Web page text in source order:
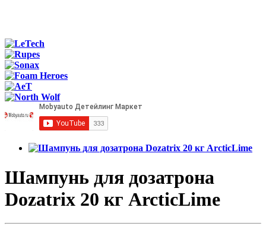
Шампунь для дозатрона
Dozatrix 20 кг ArcticLime